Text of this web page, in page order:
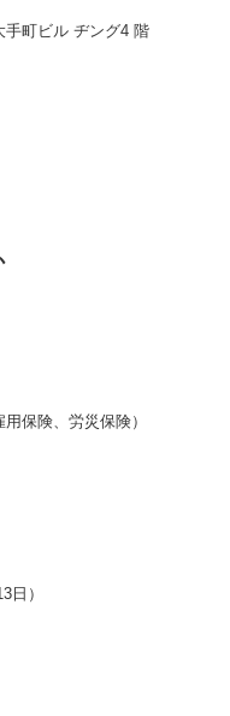
町ビル ヂング4 階
保険、労災保険）
日）